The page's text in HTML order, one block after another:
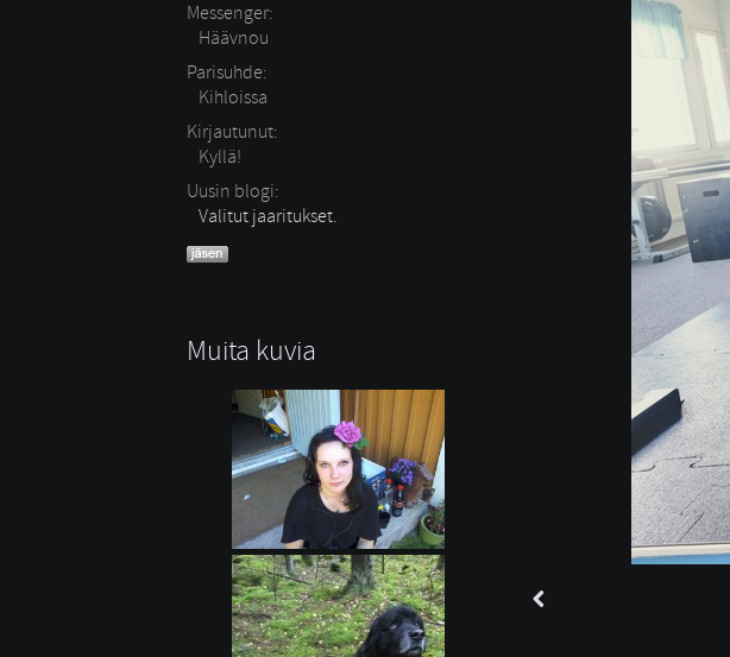
Messenger:
Häävnou
Parisuhde:
Kihloissa
Kirjautunut:
Kyllä!
Uusin blogi:
Valitut jaaritukset.
Muita kuvia